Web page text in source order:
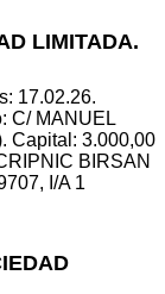
LIMITADA.
17.02.26.
C/ MANUEL
Capital: 3.000,00
BIRSAN
I/A 1